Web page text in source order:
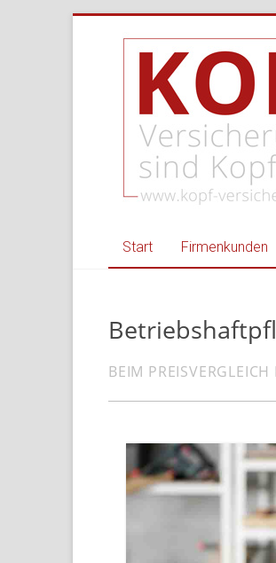
Kopf
Ihr
Privat
Gewerbe
Nordheim,
Start Firmenkunden
BEIM